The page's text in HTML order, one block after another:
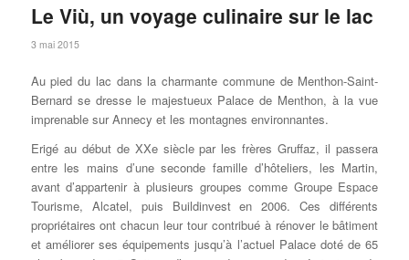
Le Viù, un voyage culinaire sur le lac
3 mai 2015
Au pied du lac dans la charmante commune de Menthon-Saint-
Bernard se dresse le majestueux Palace de Menthon, à la vue
imprenable sur Annecy et les montagnes environnantes.
Erigé au début de XXe siècle par les frères Gruffaz, il passera
entre les mains d’une seconde famille d’hôteliers, les Martin,
avant d’appartenir à plusieurs groupes comme Groupe Espace
Tourisme, Alcatel, puis Buildinvest en 2006. Ces différents
propriétaires ont chacun leur tour contribué à rénover le bâtiment
et améliorer ses équipements jusqu’à l’actuel Palace doté de 65